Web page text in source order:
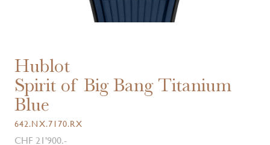
Hublot
Spirit of Big Bang Titanium
Blue
642.NX.7170.RX
CHF 21'900.-